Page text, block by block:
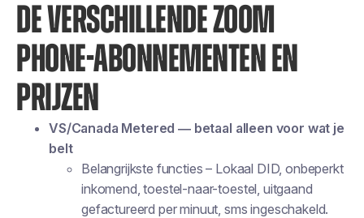
DE VERSCHILLENDE ZOOM
PHONE-ABONNEMENTEN EN
PRIJZEN
VS/Canada Metered — betaal alleen voor wat je
belt
Belangrijkste functies – Lokaal DID, onbeperkt
inkomend, toestel-naar-toestel, uitgaand
gefactureerd per minuut, sms ingeschakeld.